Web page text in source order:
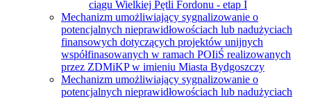
ciągu Wielkiej Pętli Fordonu - etap I
Mechanizm umożliwiający sygnalizowanie o
potencjalnych nieprawidłowościach lub nadużyciach
finansowych dotyczących projektów unijnych
współfinasowanych w ramach POIiŚ realizowanych
przez ZDMiKP w imieniu Miasta Bydgoszczy
Mechanizm umożliwiający sygnalizowanie o
potencjalnych nieprawidłowościach lub nadużyciach